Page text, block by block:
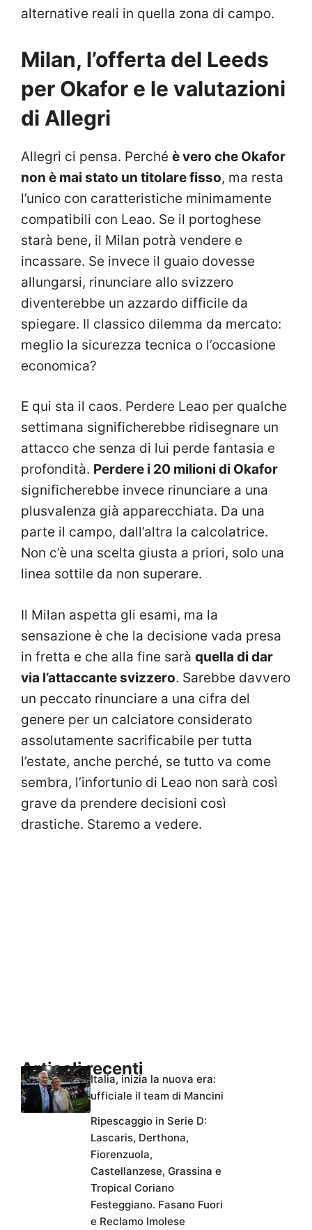
alternative reali in quella zona di campo.
Milan, l’offerta del Leeds
per Okafor e le valutazioni
di Allegri
Allegri ci pensa. Perché è vero che Okafor
non è mai stato un titolare fisso, ma resta
l’unico con caratteristiche minimamente
compatibili con Leao. Se il portoghese
starà bene, il Milan potrà vendere e
incassare. Se invece il guaio dovesse
allungarsi, rinunciare allo svizzero
diventerebbe un azzardo difficile da
spiegare. Il classico dilemma da mercato:
meglio la sicurezza tecnica o l’occasione
economica?
E qui sta il caos. Perdere Leao per qualche
settimana significherebbe ridisegnare un
attacco che senza di lui perde fantasia e
profondità. Perdere i 20 milioni di Okafor
significherebbe invece rinunciare a una
plusvalenza già apparecchiata. Da una
parte il campo, dall’altra la calcolatrice.
Non c’è una scelta giusta a priori, solo una
linea sottile da non superare.
Il Milan aspetta gli esami, ma la
sensazione è che la decisione vada presa
in fretta e che alla fine sarà quella di dar
via l’attaccante svizzero. Sarebbe davvero
un peccato rinunciare a una cifra del
genere per un calciatore considerato
assolutamente sacrificabile per tutta
l’estate, anche perché, se tutto va come
sembra, l’infortunio di Leao non sarà così
grave da prendere decisioni così
drastiche. Staremo a vedere.
Articoli recenti
Italia, inizia la nuova era:
ufficiale il team di Mancini
Ripescaggio in Serie D:
Lascaris, Derthona,
Fiorenzuola,
Castellanzese, Grassina e
Tropical Coriano
Festeggiano. Fasano Fuori
e Reclamo Imolese